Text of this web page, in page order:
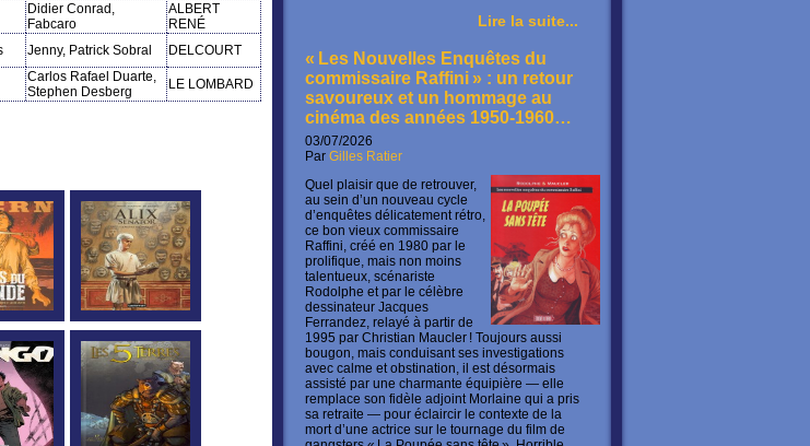
Lire la suite...
« Les Nouvelles Enquêtes du
commissaire Raffini » : un retour
savoureux et un hommage au
cinéma des années 1950-1960…
03/07/2026
Par Gilles Ratier
Quel plaisir que de retrouver,
au sein d’un nouveau cycle
d’enquêtes délicatement rétro,
ce bon vieux commissaire
Raffini, créé en 1980 par le
prolifique, mais non moins
talentueux, scénariste
Rodolphe et par le célèbre
dessinateur Jacques
Ferrandez, relayé à partir de
1995 par Christian Maucler ! Toujours aussi
bougon, mais conduisant ses investigations
avec calme et obstination, il est désormais
assisté par une charmante équipière — elle
remplace son fidèle adjoint Morlaine qui a pris
sa retraite — pour éclaircir le contexte de la
mort d’une actrice sur le tournage du film de
Didier Conrad,
Fabcaro
ALBERT
RENÉ
Jenny, Patrick Sobral DELCOURT
Carlos Rafael Duarte,
Stephen Desberg
LE LOMBARD